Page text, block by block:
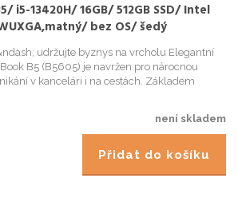
i5-13420H/ 16GB/ 512GB SSD/ Intel
bez OS/ šedý
udržujte byznys na vrcholu Elegantní
B5 (B5605) je navržen pro nárocnou
v kancelári i na cestách. Základem
není skladem
Přidat do košíku